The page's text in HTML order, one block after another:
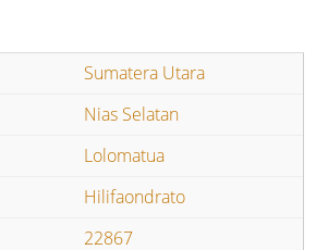
Sumatera Utara
Nias Selatan
Lolomatua
Hilifaondrato
22867